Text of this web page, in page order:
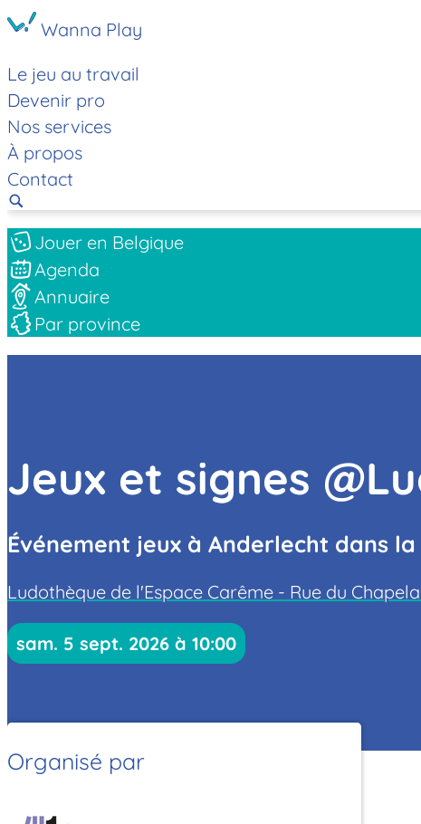
Wanna Play
Le jeu au travail
Devenir pro
Nos services
À propos
Contact
Jouer en Belgique
Agenda
Annuaire
Par province
Jeux et signes
Événement jeux à Anderlecht dans
Ludothèque de l'Espace Carême - Rue du
sam. 5 sept. 2026 à 10:00
Organisé par